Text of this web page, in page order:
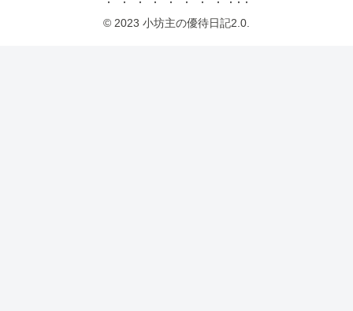
© 2023 小坊主の優待日記2.0.